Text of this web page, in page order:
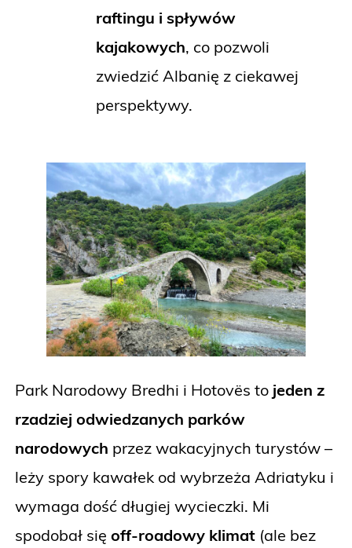
raftingu i spływów
kajakowych, co pozwoli
zwiedzić Albanię z ciekawej
perspektywy.
Park Narodowy Bredhi i Hotovës to jeden z
rzadziej odwiedzanych parków
narodowych przez wakacyjnych turystów –
leży spory kawałek od wybrzeża Adriatyku i
wymaga dość długiej wycieczki. Mi
spodobał się off-roadowy klimat (ale bez